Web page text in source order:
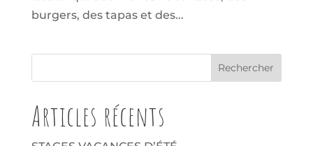
burgers, des tapas et des...
Articles récents